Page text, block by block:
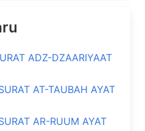
ADZ-DZAARIYAAT
AT-TAUBAH AYAT
AR-RUUM AYAT